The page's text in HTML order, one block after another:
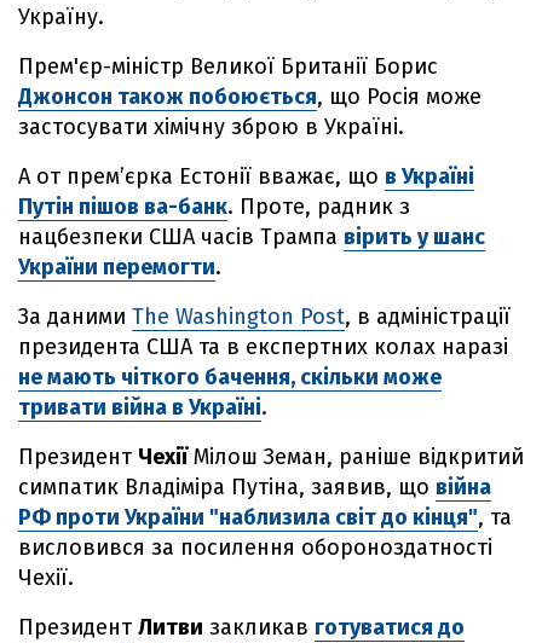
Україну.
Прем'єр-міністр Великої Британії Борис
Джонсон також побоюється, що Росія може
застосувати хімічну зброю в Україні.
А от прем’єрка Естонії вважає, що в Україні
Путін пішов ва-банк. Проте, радник з
нацбезпеки США часів Трампа вірить у шанс
України перемогти.
За даними The Washington Post, в адміністрації
президента США та в експертних колах наразі
не мають чіткого бачення, скільки може
тривати війна в Україні.
Президент ЧехіїМілош Земан, раніше відкритий
симпатик Владіміра Путіна, заявив, що війна
РФ проти України "наблизила світ до кінця", та
висловився за посилення обороноздатності
Чехії.
Президент Литви закликав готуватися до